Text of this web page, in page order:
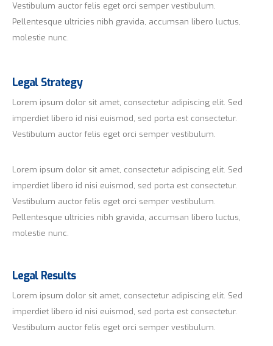
Vestibulum auctor felis eget orci semper vestibulum.
Pellentesque ultricies nibh gravida, accumsan libero luctus,
molestie nunc.
Legal Strategy
Lorem ipsum dolor sit amet, consectetur adipiscing elit. Sed
imperdiet libero id nisi euismod, sed porta est consectetur.
Vestibulum auctor felis eget orci semper vestibulum.
Lorem ipsum dolor sit amet, consectetur adipiscing elit. Sed
imperdiet libero id nisi euismod, sed porta est consectetur.
Vestibulum auctor felis eget orci semper vestibulum.
Pellentesque ultricies nibh gravida, accumsan libero luctus,
molestie nunc.
Legal Results
Lorem ipsum dolor sit amet, consectetur adipiscing elit. Sed
imperdiet libero id nisi euismod, sed porta est consectetur.
Vestibulum auctor felis eget orci semper vestibulum.